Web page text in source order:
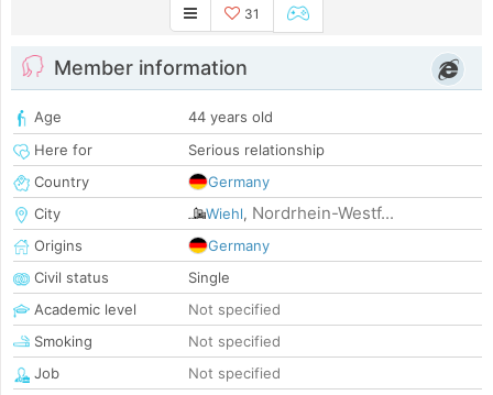
31
Member information
Age
44 years old
Here for
Serious relationship
Country
Germany
City
Wiehl, Nordrhein-Westf...
Origins
Germany
Civil status
Single
Academic level
Not specified
Smoking
Not specified
Job
Not specified